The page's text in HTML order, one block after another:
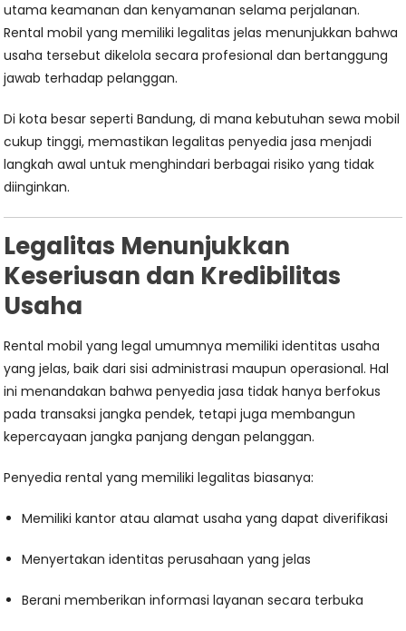
utama keamanan dan kenyamanan selama perjalanan.
Rental mobil yang memiliki legalitas jelas menunjukkan bahwa
usaha tersebut dikelola secara profesional dan bertanggung
jawab terhadap pelanggan.
Di kota besar seperti Bandung, di mana kebutuhan sewa mobil
cukup tinggi, memastikan legalitas penyedia jasa menjadi
langkah awal untuk menghindari berbagai risiko yang tidak
diinginkan.
Legalitas Menunjukkan
Keseriusan dan Kredibilitas
Usaha
Rental mobil yang legal umumnya memiliki identitas usaha
yang jelas, baik dari sisi administrasi maupun operasional. Hal
ini menandakan bahwa penyedia jasa tidak hanya berfokus
pada transaksi jangka pendek, tetapi juga membangun
kepercayaan jangka panjang dengan pelanggan.
Penyedia rental yang memiliki legalitas biasanya:
Memiliki kantor atau alamat usaha yang dapat diverifikasi
Menyertakan identitas perusahaan yang jelas
Berani memberikan informasi layanan secara terbuka